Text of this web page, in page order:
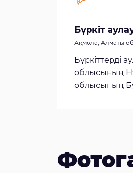
Бүркіт
Ақмола, Алматы
Бүркіттерді
облысының
облысының